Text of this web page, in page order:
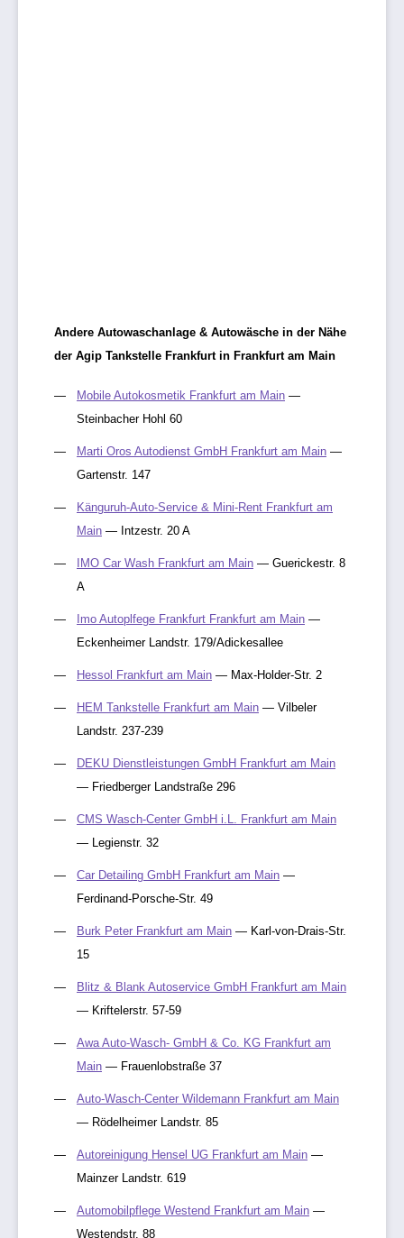
Andere Autowaschanlage & Autowäsche in der Nähe
der Agip Tankstelle Frankfurt in Frankfurt am Main
Mobile Autokosmetik Frankfurt am Main —
Steinbacher Hohl 60
Marti Oros Autodienst GmbH Frankfurt am Main —
Gartenstr. 147
Känguruh-Auto-Service & Mini-Rent Frankfurt am
Main — Intzestr. 20 A
IMO Car Wash Frankfurt am Main — Guerickestr. 8
A
Imo Autoplfege Frankfurt Frankfurt am Main —
Eckenheimer Landstr. 179/Adickesallee
Hessol Frankfurt am Main — Max-Holder-Str. 2
HEM Tankstelle Frankfurt am Main — Vilbeler
Landstr. 237-239
DEKU Dienstleistungen GmbH Frankfurt am Main
— Friedberger Landstraße 296
CMS Wasch-Center GmbH i.L. Frankfurt am Main
— Legienstr. 32
Car Detailing GmbH Frankfurt am Main —
Ferdinand-Porsche-Str. 49
Burk Peter Frankfurt am Main — Karl-von-Drais-Str.
15
Blitz & Blank Autoservice GmbH Frankfurt am Main
— Kriftelerstr. 57-59
Awa Auto-Wasch- GmbH & Co. KG Frankfurt am
Main — Frauenlobstraße 37
Auto-Wasch-Center Wildemann Frankfurt am Main
— Rödelheimer Landstr. 85
Autoreinigung Hensel UG Frankfurt am Main —
Mainzer Landstr. 619
Automobilpflege Westend Frankfurt am Main —
Westendstr. 88